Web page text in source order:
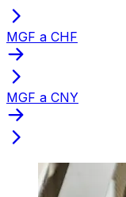
MGF a CHF
MGF a CNY